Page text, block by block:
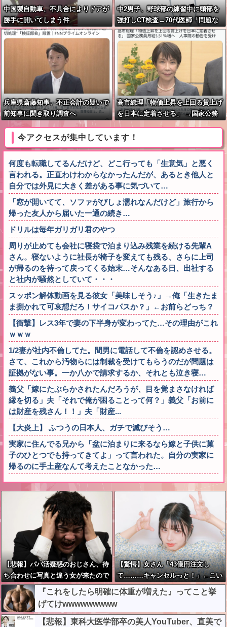
中国製自動車、不具合によりドアが
勝手に開いてしまう件
中2男子、野球部の練習中に頭部を
強打しCT検査→70代医師「問題な
いです」→他人のCT画像で中学生
死亡
兵庫県斎藤知事、不正会計の疑いで
前知事に聞き取り調査へ
高市総理「物価上昇を上回る賃上げ
を日本に定着させる」 →国家公務
員月給3.51％増へ 人事院の勧告を
受け
今アクセスが集中しています！
何度も転職してるんだけど、どこ行っても「生意気」と悪く
言われる。正直わけわからなかったんだが、あるとき他人と
自分では外見に大きく差がある事に気づいて…
「窓が開いてて、ソファがびしょ濡れなんだけど」旅行から
帰った友人から届いた一通の続き…
ドリルは毎年ガリガリ君のやつ
周りが止めても会社に寝袋で泊まり込み残業を続ける先輩A
さん。寝ないように社長が椅子を変えても残る、さらに上司
が帰るのを待って戻ってくる始末…そんなある日、出社する
と社内が騒然としていて・・・
スッポン解体動画を見る彼女「美味しそう♪」→俺「生きたま
ま捌かれて可哀想だろ！サイコパスか？」←お前らどっち？
【衝撃】レス3年で妻の下半身が変わってた…その理由がこれ
ｗｗｗ
1/2妻が社内不倫してた。間男に電話して不倫を認めさせる。
さて、これから汚物らには制裁を受けてもらうのだが問題は
証拠がない事。一か八かで請求するか、それとも泣き寝…
義父「嫁にたぶらかされたんだろうが、目を覚まさなければ
縁を切る」夫「それで俺が困ることって何？」義父「お前に
は財産を残さん！！」夫「財産...
【大炎上】 ふつうの日本人、ガチで滅びそう…
実家に住んでる兄から「盆に泊まりに来るなら嫁と子供に菓
子のひとつでも持ってきてよ」って言われた。自分の実家に
帰るのに手土産なんて考えたことなかった…
【悲報】パパ活疑惑のおじさん、待
ち合わせに写真と違う女が来たので
逃げようとするも眼鏡を奪われ可哀
想なことになっているところを激写
されてしまう…
【驚愕】女さん「43億円注文し
て………キャンセルっと！」←こい
つの目的って一体なんな
の？？？？？？？
『これをしたら明確に体重が増えた』ってこと挙
げてけwwwwwwwww
【悲報】東科大医学部卒の美人YouTuber、直美で